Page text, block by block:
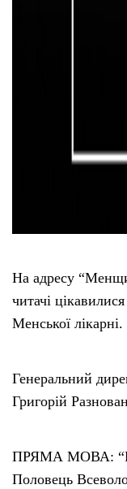
На адресу
читачі
Менської лікарні.
Генеральний
Григорій
ПРЯМА МОВА:
Половець